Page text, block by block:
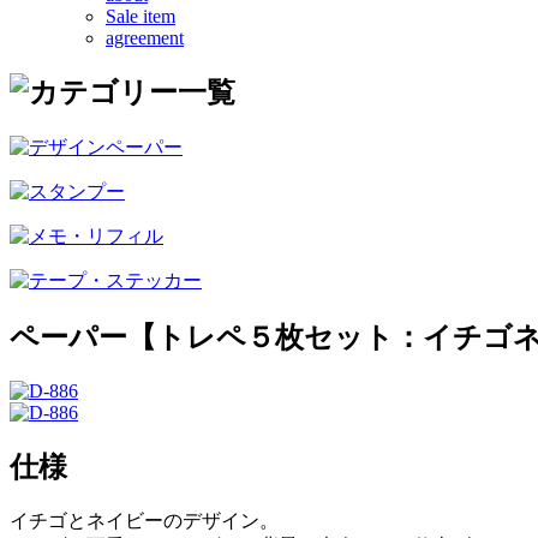
Sale item
agreement
ペーパー【トレペ５枚セット：イチゴ
仕様
イチゴとネイビーのデザイン。